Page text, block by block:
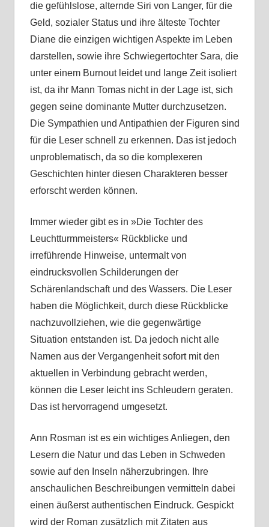
die gefühlslose, alternde Siri von Langer, für die
Geld, sozialer Status und ihre älteste Tochter
Diane die einzigen wichtigen Aspekte im Leben
darstellen, sowie ihre Schwiegertochter Sara, die
unter einem Burnout leidet und lange Zeit isoliert
ist, da ihr Mann Tomas nicht in der Lage ist, sich
gegen seine dominante Mutter durchzusetzen.
Die Sympathien und Antipathien der Figuren sind
für die Leser schnell zu erkennen. Das ist jedoch
unproblematisch, da so die komplexeren
Geschichten hinter diesen Charakteren besser
erforscht werden können.
Immer wieder gibt es in »Die Tochter des
Leuchtturmmeisters« Rückblicke und
irreführende Hinweise, untermalt von
eindrucksvollen Schilderungen der
Schärenlandschaft und des Wassers. Die Leser
haben die Möglichkeit, durch diese Rückblicke
nachzuvollziehen, wie die gegenwärtige
Situation entstanden ist. Da jedoch nicht alle
Namen aus der Vergangenheit sofort mit den
aktuellen in Verbindung gebracht werden,
können die Leser leicht ins Schleudern geraten.
Das ist hervorragend umgesetzt.
Ann Rosman ist es ein wichtiges Anliegen, den
Lesern die Natur und das Leben in Schweden
sowie auf den Inseln näherzubringen. Ihre
anschaulichen Beschreibungen vermitteln dabei
einen äußerst authentischen Eindruck. Gespickt
wird der Roman zusätzlich mit Zitaten aus